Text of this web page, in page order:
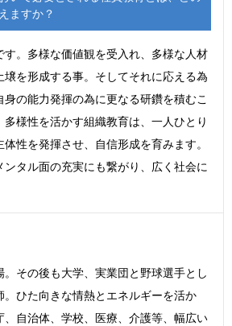
ますか？
す。多様な価値観を受入れ、多様な人材
壌を形成する事。そしてそれに応える為
の能力発揮の為に更なる研鑽を積むこ
多様性を活かす組織教育は、一人ひとり
性を発揮させ、自信形成を育みます。
ンタル面の充実にも繋がり、広く社会に
その後も大学、実業団と野球選手とし
。ひた向きな情熱とエネルギーを活か
、自治体、学校、医療、介護等、幅広い